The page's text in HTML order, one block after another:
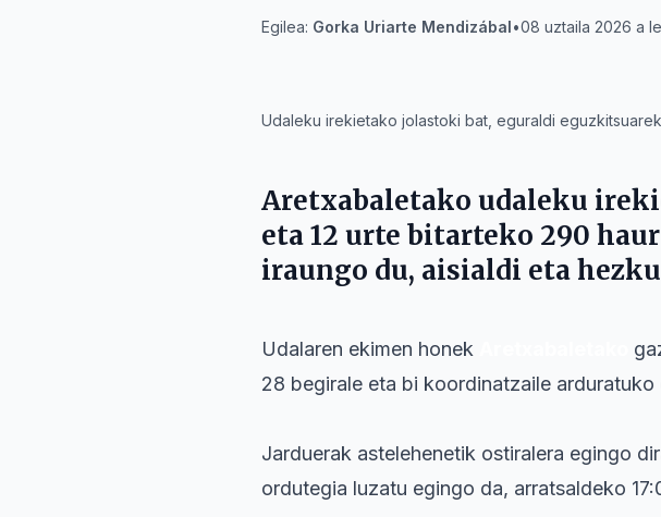
Egilea: Gorka Uriarte Mendizábal•08 uztaila 2026 a
Udaleku irekietako jolastoki bat, eguraldi
Aretxabaletako udaleku
eta 12 urte bitarteko 290
iraungo du, aisialdi eta
Udalaren ekimen honek
28 begirale eta bi koordinatzaile
Jarduerak astelehenetik ostiralera egingo
ordutegia luzatu egingo da, arratsaldeko